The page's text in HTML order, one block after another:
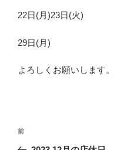
22日(月)23日(火)
29日(月)
よろしくお願いします。
投
前
の
前